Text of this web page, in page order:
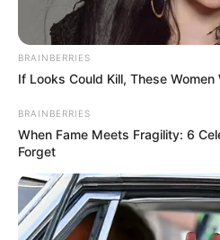
Szerdán már napos, száraz
égen fátyol- és
délutáni hőmérséklet ismét
tartományba, 28 és 32 fok
BRAINBERRIES
If Looks Could Kill, These Women
BRAINBERRIES
When Fame Meets Fragility: 6
Forget